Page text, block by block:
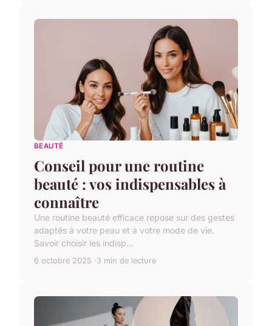
BEAUTÉ
Conseil pour une routine
beauté : vos indispensables à
connaître
Une routine beauté efficace repose sur des gestes
adaptés à votre peau et à votre mode de vie.
Savoir choisir les indisp...
6 octobre 2025 3 min de lecture